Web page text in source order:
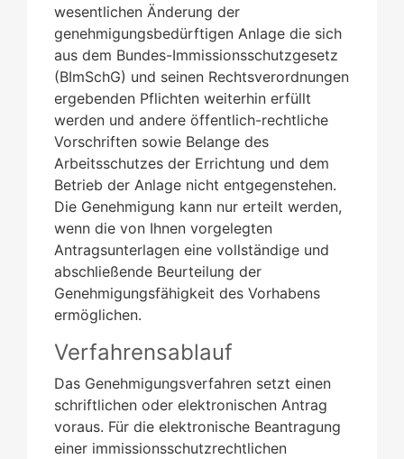
wesentlichen Änderung der
genehmigungsbedürftigen Anlage die sich
aus dem Bundes-Immissionsschutzgesetz
(BImSchG) und seinen Rechtsverordnungen
ergebenden Pflichten weiterhin erfüllt
werden und andere öffentlich-rechtliche
Vorschriften sowie Belange des
Arbeitsschutzes der Errichtung und dem
Betrieb der Anlage nicht entgegenstehen.
Die Genehmigung kann nur erteilt werden,
wenn die von Ihnen vorgelegten
Antragsunterlagen eine vollständige und
abschließende Beurteilung der
Genehmigungsfähigkeit des Vorhabens
ermöglichen.
Verfahrensablauf
Das Genehmigungsverfahren setzt einen
schriftlichen oder elektronischen Antrag
voraus. Für die elektronische Beantragung
einer immissionsschutzrechtlichen